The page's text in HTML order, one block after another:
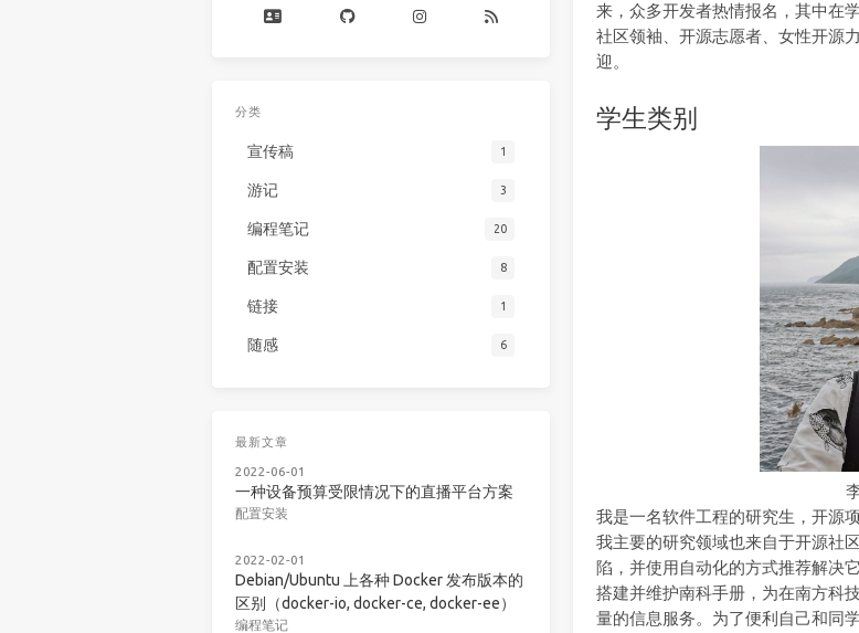
来，众多开发者热情报名，其中在
社区领袖、开源志愿者、女性开源
迎。
学生类别
我是一名软件工程的研究生，开源
我主要的研究领域也来自于开源社
陷，并使用自动化的方式推荐解决
搭建并维护南科手册，为在南方科
量的信息服务。为了便利自己和同
分类
宣传稿 1
游记 3
编程笔记 20
配置安装 8
链接 1
随感 6
最新文章
2022-06-01
一种设备预算受限情况下的直播平台方案
配置安装
2022-02-01
Debian/Ubuntu 上各种 Docker 发布版本的
区别（docker-io, docker-ce, docker-ee）
编程笔记